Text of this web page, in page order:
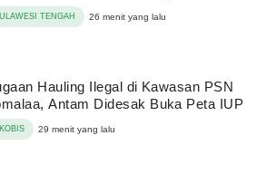
TENGAH 26 menit yang lalu
Hauling Ilegal di Kawasan PSN
Antam Didesak Buka Peta IUP
29 menit yang lalu